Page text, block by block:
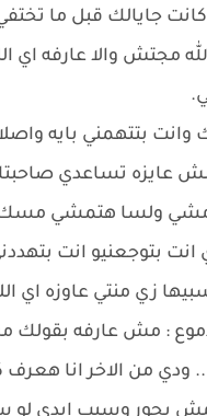
جايالك قبل ما
مجتش والا عارفه
وانت بتتهمني بايه
عايزه تساعدي صاحبتك
امشي ولسا هتمشي
بتوجعنيو انت
زي منتي عاوزه اي
: مش عارفه بقولك
ودي من الاخر انا
مش بحور وسبب ايدي